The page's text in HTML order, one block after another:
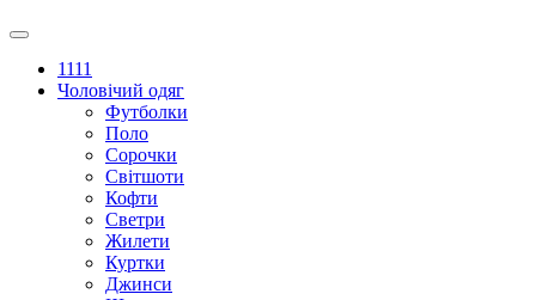
1111
Чоловічий одяг
Футболки
Поло
Сорочки
Світшоти
Кофти
Светри
Жилети
Куртки
Джинси